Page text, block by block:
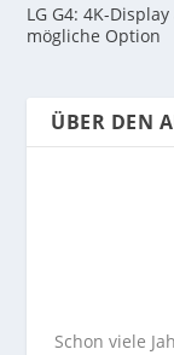
LG G4: 4K-Display
mögliche Option
ÜBER DEN
Schon viele